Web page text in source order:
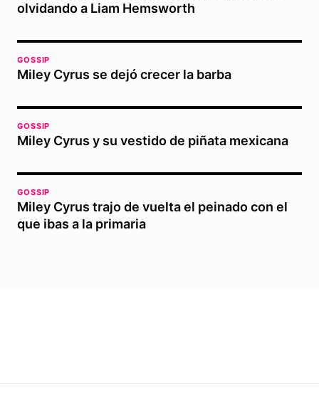
olvidando a Liam Hemsworth
GOSSIP
Miley Cyrus se dejó crecer la barba
GOSSIP
Miley Cyrus y su vestido de piñata mexicana
GOSSIP
Miley Cyrus trajo de vuelta el peinado con el
que ibas a la primaria